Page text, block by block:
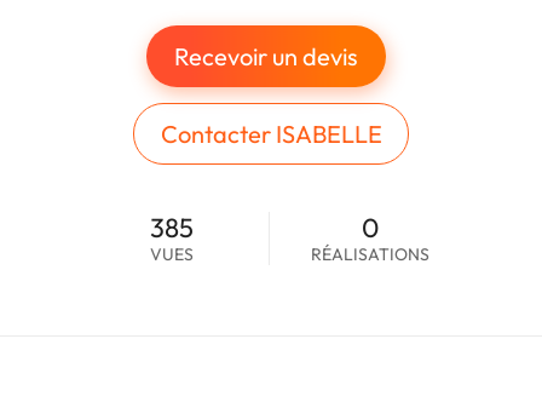
Recevoir un devis
Contacter ISABELLE
385
VUES
0
RÉALISATIONS